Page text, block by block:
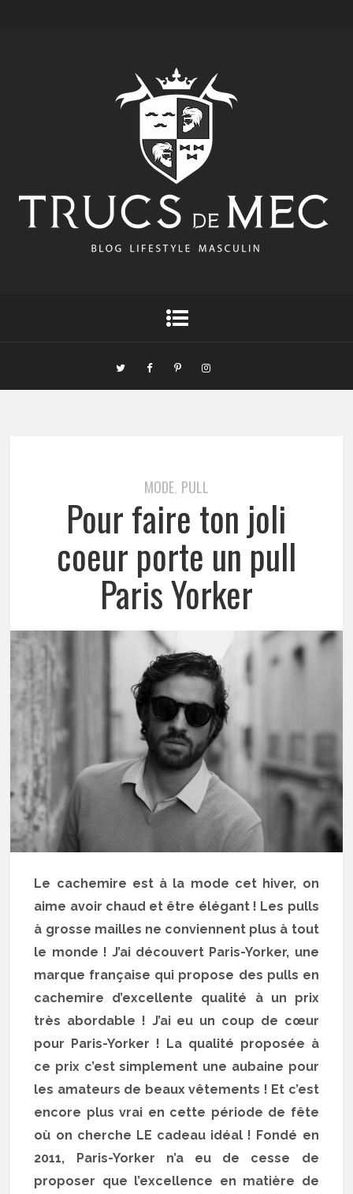
MODE, PULL
Pour faire ton joli
coeur porte un pull
Paris Yorker
Le cachemire est à la mode cet hiver, on
aime avoir chaud et être élégant ! Les pulls
à grosse mailles ne conviennent plus à tout
le monde ! J’ai découvert Paris-Yorker, une
marque française qui propose des pulls en
cachemire d’excellente qualité à un prix
très abordable ! J’ai eu un coup de cœur
pour Paris-Yorker ! La qualité proposée à
ce prix c’est simplement une aubaine pour
les amateurs de beaux vêtements ! Et c’est
encore plus vrai en cette période de fête
où on cherche LE cadeau idéal ! Fondé en
2011, Paris-Yorker n’a eu de cesse de
proposer que l’excellence en matière de